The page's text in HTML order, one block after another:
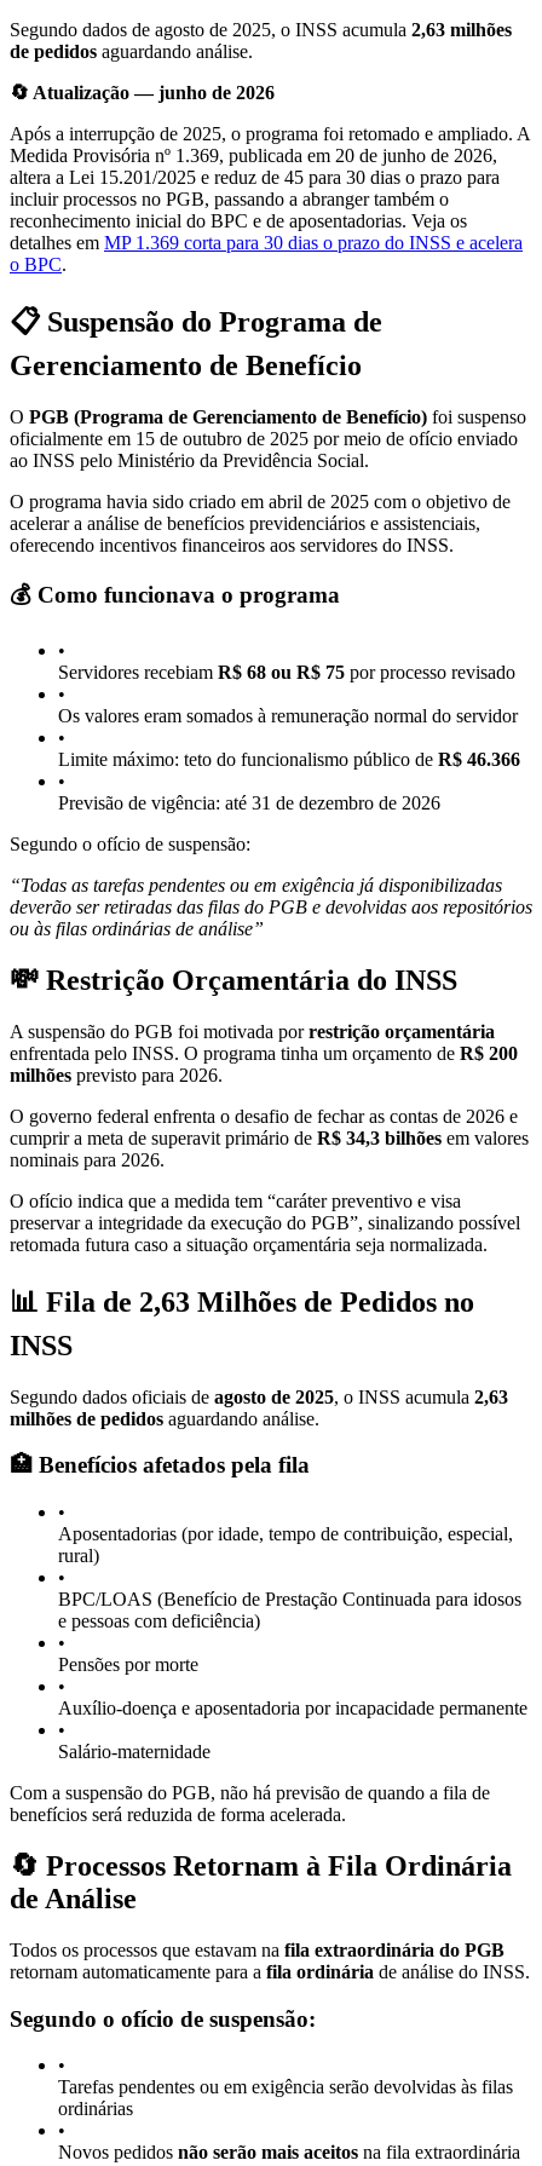
Segundo dados de agosto de 2025, o INSS acumula 2,63 milhões
de pedidos aguardando análise.
🔄 Atualização — junho de 2026
Após a interrupção de 2025, o programa foi retomado e ampliado. A
Medida Provisória nº 1.369, publicada em 20 de junho de 2026,
altera a Lei 15.201/2025 e reduz de 45 para 30 dias o prazo para
incluir processos no PGB, passando a abranger também o
reconhecimento inicial do BPC e de aposentadorias. Veja os
detalhes em MP 1.369 corta para 30 dias o prazo do INSS e acelera
o BPC.
📋 Suspensão do Programa de
Gerenciamento de Benefício
O PGB (Programa de Gerenciamento de Benefício) foi suspenso
oficialmente em 15 de outubro de 2025 por meio de ofício enviado
ao INSS pelo Ministério da Previdência Social.
O programa havia sido criado em abril de 2025 com o objetivo de
acelerar a análise de benefícios previdenciários e assistenciais,
oferecendo incentivos financeiros aos servidores do INSS.
💰 Como funcionava o programa
•
Servidores recebiam R$ 68 ou R$ 75 por processo revisado
•
Os valores eram somados à remuneração normal do servidor
•
Limite máximo: teto do funcionalismo público de R$ 46.366
•
Previsão de vigência: até 31 de dezembro de 2026
Segundo o ofício de suspensão:
“Todas as tarefas pendentes ou em exigência já disponibilizadas
deverão ser retiradas das filas do PGB e devolvidas aos repositórios
ou às filas ordinárias de análise”
💸 Restrição Orçamentária do INSS
A suspensão do PGB foi motivada por restrição orçamentária
enfrentada pelo INSS. O programa tinha um orçamento de R$ 200
milhões previsto para 2026.
O governo federal enfrenta o desafio de fechar as contas de 2026 e
cumprir a meta de superavit primário de R$ 34,3 bilhões em valores
nominais para 2026.
O ofício indica que a medida tem “caráter preventivo e visa
preservar a integridade da execução do PGB”, sinalizando possível
retomada futura caso a situação orçamentária seja normalizada.
📊 Fila de 2,63 Milhões de Pedidos no
INSS
Segundo dados oficiais de agosto de 2025, o INSS acumula 2,63
milhões de pedidos aguardando análise.
🏥 Benefícios afetados pela fila
•
Aposentadorias (por idade, tempo de contribuição, especial,
rural)
•
BPC/LOAS (Benefício de Prestação Continuada para idosos
e pessoas com deficiência)
•
Pensões por morte
•
Auxílio-doença e aposentadoria por incapacidade permanente
•
Salário-maternidade
Com a suspensão do PGB, não há previsão de quando a fila de
benefícios será reduzida de forma acelerada.
🔄 Processos Retornam à Fila Ordinária
de Análise
Todos os processos que estavam na fila extraordinária do PGB
retornam automaticamente para a fila ordinária de análise do INSS.
Segundo o ofício de suspensão:
•
Tarefas pendentes ou em exigência serão devolvidas às filas
ordinárias
•
Novos pedidos não serão mais aceitos na fila extraordinária